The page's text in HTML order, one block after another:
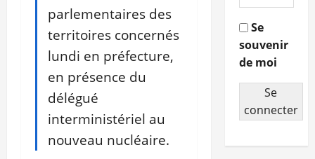
parlementaires des
territoires concernés
lundi en préfecture,
en présence du
délégué
interministériel au
nouveau nucléaire.
Se
souvenir
de moi
Se
connecter